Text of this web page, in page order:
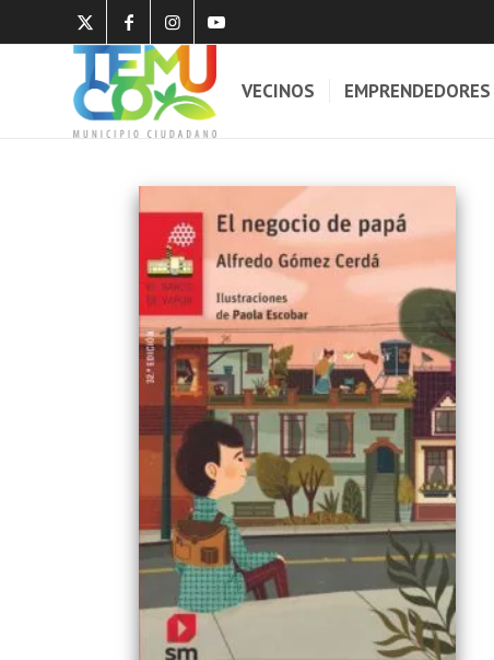
VECINOS EMPRENDEDORES